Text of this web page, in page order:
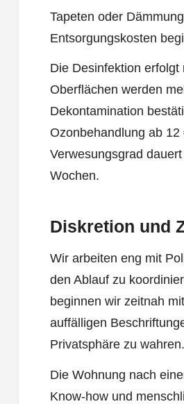
Tapeten oder
Entsorgungskosten
Die Desinfektion
Oberflächen werden
Dekontamination
Ozonbehandlung ab
Verwesungsgrad
Wochen.
Diskretion und
Wir arbeiten eng mit
den Ablauf zu
beginnen wir zeitnah
auffälligen
Privatsphäre zu wahren.
Die Wohnung nach
Know-how und